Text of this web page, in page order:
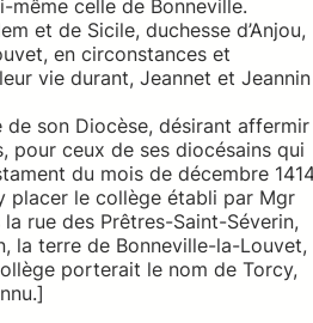
même celle de Bonneville.
et de Sicile, duchesse d’Anjou,
en circonstances et
vie durant, Jeannet et Jeannin
de son Diocèse, désirant affermir
pour ceux de ses diocésains qui
du mois de décembre
placer le collège établi par Mgr
la rue des Prêtres-Saint-Séverin,
la terre de Bonneville-la-Louvet,
porterait le nom de Torcy,